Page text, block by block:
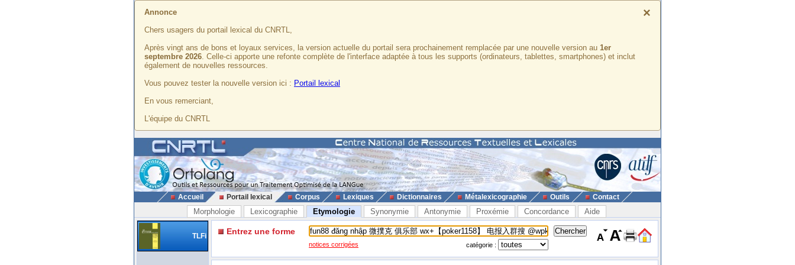
×
Annonce
Chers usagers du portail lexical du CNRTL,
Après vingt ans de bons et loyaux services, la version actuelle du portail sera prochainement remplacée par une nouvelle version au 1er
septembre 2026. Celle-ci apporte une refonte complète de l'interface adaptée à tous les supports (ordinateurs, tablettes, smartphones) et inclut
également de nouvelles ressources.
Vous pouvez tester la nouvelle version ici : Portail lexical
En vous remerciant,
L'équipe du CNRTL
Accueil Portail lexical Corpus Lexiques Dictionnaires Métalexicographie Outils Contact
Morphologie Lexicographie Etymologie Synonymie Antonymie Proxémie Concordance Aide
TLFi Entrez une forme
notices corrigées catégorie :